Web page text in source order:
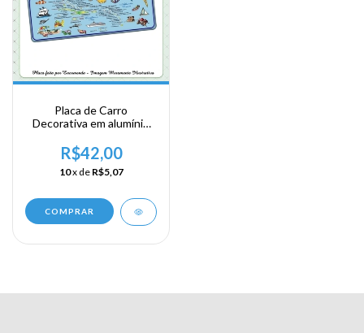
Placa de Carro
Decorativa em alumínio
ao Caribe
R$42,00
10x de R$5,07
COMPRAR